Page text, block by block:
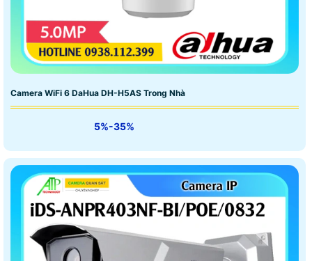
Camera WiFi 6 DaHua DH-H5AS Trong Nhà
5%-35%